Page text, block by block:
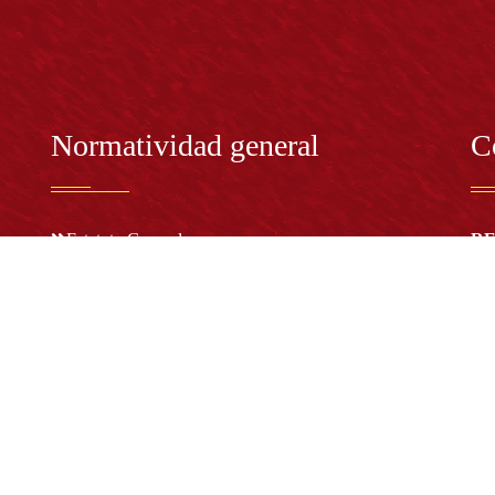
Normatividad general
Estatuto General